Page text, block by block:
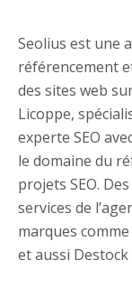
Seolius est une
référencement
des sites web
Licoppe,
experte SEO
le domaine du
projets SEO.
services de
marques
et aussi Destock